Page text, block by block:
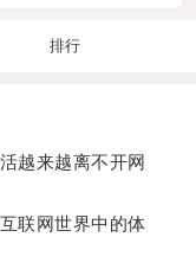
排行
越来越离不开网
联网世界中的体